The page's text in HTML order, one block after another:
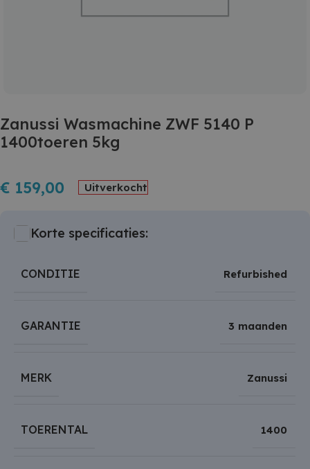
Zanussi Wasmachine ZWF 5140 P
1400toeren 5kg
€ 159,00 Uitverkocht
Korte specificaties:
CONDITIE Refurbished
GARANTIE 3 maanden
MERK Zanussi
TOERENTAL 1400